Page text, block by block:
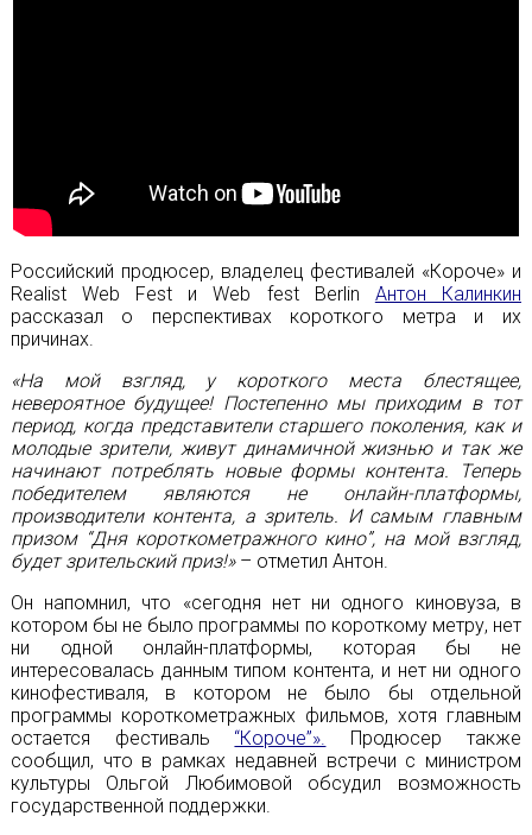
Российский продюсер, владелец фестивалей «Короче» и
Realist Web Fest и Web fest Berlin Антон Калинкин
рассказал о перспективах короткого метра и их
причинах.
«На мой взгляд, у короткого места блестящее,
невероятное будущее! Постепенно мы приходим в тот
период, когда представители старшего поколения, как и
молодые зрители, живут динамичной жизнью и так же
начинают потреблять новые формы контента. Теперь
победителем являются не онлайн-платформы,
производители контента, а зритель. И самым главным
призом “Дня короткометражного кино”, на мой взгляд,
будет зрительский приз!»– отметил Антон.
Он напомнил, что «сегодня нет ни одного киновуза, в
котором бы не было программы по короткому метру, нет
ни одной онлайн-платформы, которая бы не
интересовалась данным типом контента, и нет ни одного
кинофестиваля, в котором не было бы отдельной
программы короткометражных фильмов, хотя главным
остается фестиваль “Короче”». Продюсер также
сообщил, что в рамках недавней встречи с министром
культуры Ольгой Любимовой обсудил возможность
государственной поддержки.